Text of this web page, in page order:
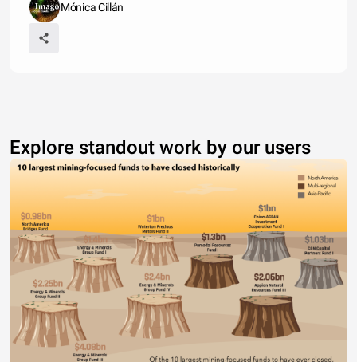
Mónica Cillán
Explore standout work by our users